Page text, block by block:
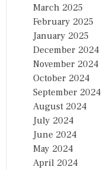
March 2025
February 2025
January 2025
December 2024
November 2024
October 2024
September 2024
August 2024
July 2024
June 2024
May 2024
April 2024